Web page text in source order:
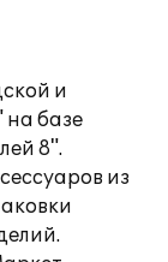
и
базе
8".
из